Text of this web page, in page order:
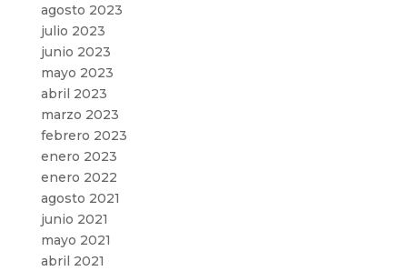
agosto 2023
julio 2023
junio 2023
mayo 2023
abril 2023
marzo 2023
febrero 2023
enero 2023
enero 2022
agosto 2021
junio 2021
mayo 2021
abril 2021